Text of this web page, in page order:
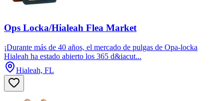
Ops Locka/Hialeah Flea Market
¡Durante más de 40 años, el mercado de pulgas de Opa-locka
Hialeah ha estado abierto los 365 d&iacut...
Hialeah, FL